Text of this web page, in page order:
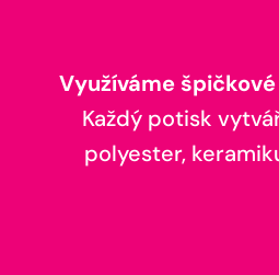
Využíváme
Každý potisk
polyester,